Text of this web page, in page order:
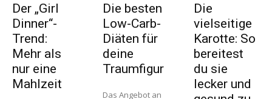
Der „Girl
Dinner“-
Trend:
Mehr als
nur eine
Mahlzeit
Die besten
Low-Carb-
Diäten für
deine
Traumfigur
Das Angebot an
Die
vielseitige
Karotte: So
bereitest
du sie
lecker und